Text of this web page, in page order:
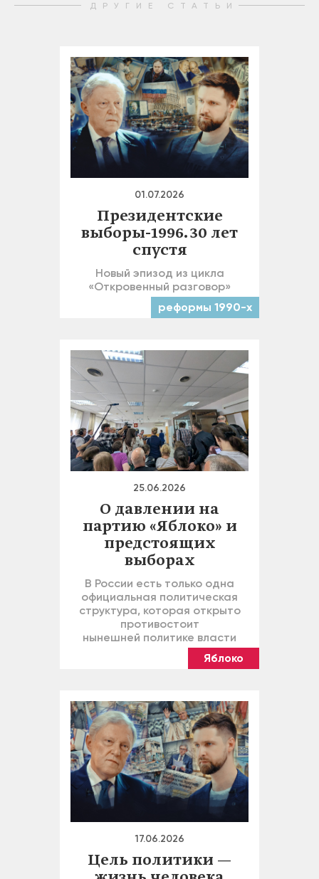
ДРУГИЕ СТАТЬИ
01.07.2026
Президентские
выборы-1996. 30 лет
спустя
Новый эпизод из цикла
«Откровенный разговор»
реформы 1990-х
25.06.2026
О давлении на
партию «Яблоко» и
предстоящих
выборах
В России есть только одна
официальная политическая
структура, которая открыто
противостоит
нынешней политике власти
Яблоко
17.06.2026
Цель политики —